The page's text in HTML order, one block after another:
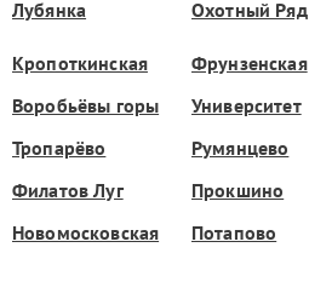
Лубянка Охотный Ряд
Кропоткинская
Фрунзенская
Воробьёвы горы
Университет
Тропарёво
Румянцево
Филатов Луг
Прокшино
Новомосковская
Потапово